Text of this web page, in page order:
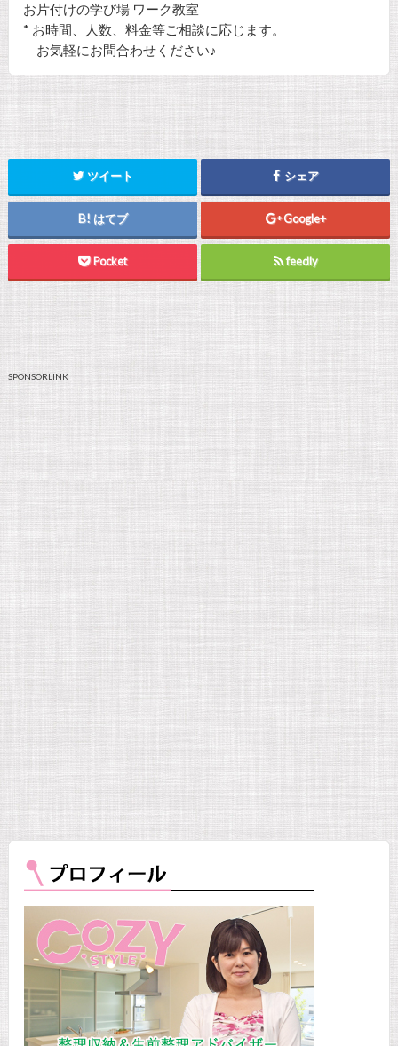
お片付けの学び場 ワーク教室
* お時間、人数、料金等ご相談に応じます。
お気軽にお問合わせください♪
ツイート シェア
はてブ Google+
Pocket feedly
SPONSORLINK